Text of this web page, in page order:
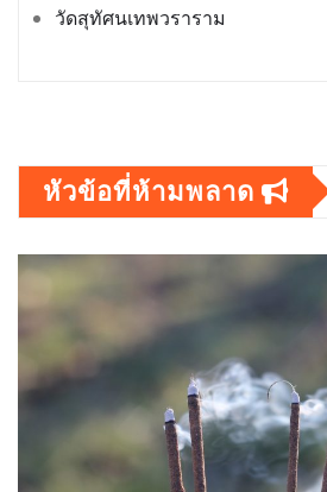
วัดสุทัศนเทพวราราม
หัวข้อที่ห้ามพลาด